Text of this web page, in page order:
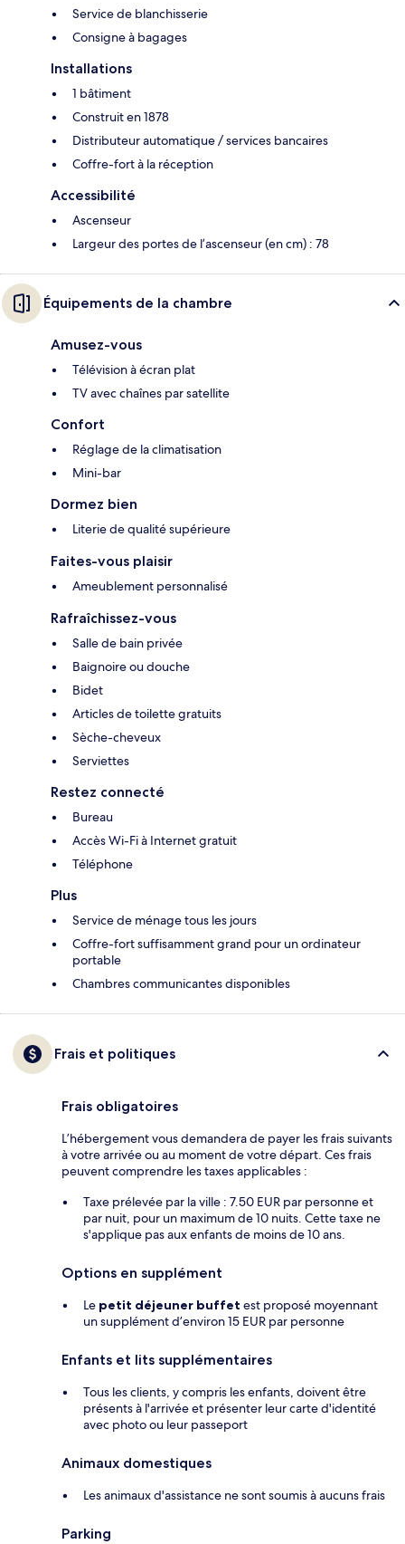
Service de blanchisserie
Consigne à bagages
Installations
1 bâtiment
Construit en 1878
Distributeur automatique / services bancaires
Coffre-fort à la réception
Accessibilité
Ascenseur
Largeur des portes de l’ascenseur (en cm) : 78
Équipements de la chambre
Amusez-vous
Télévision à écran plat
TV avec chaînes par satellite
Confort
Réglage de la climatisation
Mini-bar
Dormez bien
Literie de qualité supérieure
Faites-vous plaisir
Ameublement personnalisé
Rafraîchissez-vous
Salle de bain privée
Baignoire ou douche
Bidet
Articles de toilette gratuits
Sèche-cheveux
Serviettes
Restez connecté
Bureau
Accès Wi-Fi à Internet gratuit
Téléphone
Plus
Service de ménage tous les jours
Coffre-fort suffisamment grand pour un ordinateur
portable
Chambres communicantes disponibles
Frais et politiques
Frais obligatoires
L’hébergement vous demandera de payer les frais suivants
à votre arrivée ou au moment de votre départ. Ces frais
peuvent comprendre les taxes applicables :
Taxe prélevée par la ville : 7.50 EUR par personne et
par nuit, pour un maximum de 10 nuits. Cette taxe ne
s'applique pas aux enfants de moins de 10 ans.
Options en supplément
Le petit déjeuner buffet est proposé moyennant
un supplément d’environ 15 EUR par personne
Enfants et lits supplémentaires
Tous les clients, y compris les enfants, doivent être
présents à l'arrivée et présenter leur carte d'identité
avec photo ou leur passeport
Animaux domestiques
Les animaux d'assistance ne sont soumis à aucuns frais
Parking